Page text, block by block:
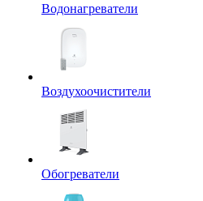
Водонагреватели
Воздухоочистители
Обогреватели